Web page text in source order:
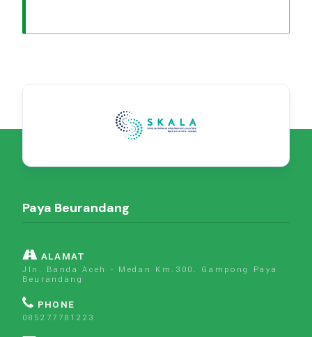
Paya Beurandang
ALAMAT
Jln. Banda Aceh - Medan Km.300. Gampong Paya
Beurandang
PHONE
085277781223